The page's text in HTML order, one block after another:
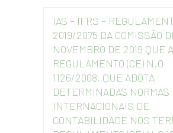
IAS – IFRS –
2019/2075 DA COMISSÃO
NOVEMBRO DE 2019 QUE
REGULAMENTO (CE) N.O
1126/2008, QUE ADOTA
DETERMINADAS NORMAS
INTERNACIONAIS DE
CONTABILIDADE NOS